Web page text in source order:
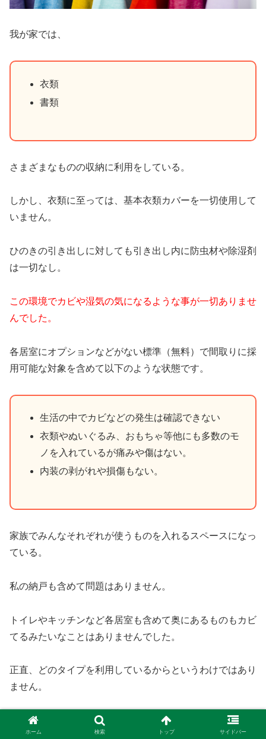
我が家では、
衣類
書類
さまざまなものの収納に利用をしている。
しかし、衣類に至っては、基本衣類カバーを一切使用して
いません。
ひのきの引き出しに対しても引き出し内に防虫材や除湿剤
は一切なし。
この環境でカビや湿気の気になるような事が一切ありませ
んでした。
各居室にオプションなどがない標準（無料）で間取りに採
用可能な対象を含めて以下のような状態です。
生活の中でカビなどの発生は確認できない
衣類やぬいぐるみ、おもちゃ等他にも多数のモ
ノを入れているが痛みや傷はない。
内装の剥がれや損傷もない。
家族でみんなそれぞれが使うものを入れるスペースになっ
ている。
私の納戸も含めて問題はありません。
トイレやキッチンなど各居室も含めて奥にあるものもカビ
てるみたいなことはありませんでした。
正直、どのタイプを利用しているからというわけではあり
ません。
和室の押入れ
ホーム 検索 トップ サイドバー